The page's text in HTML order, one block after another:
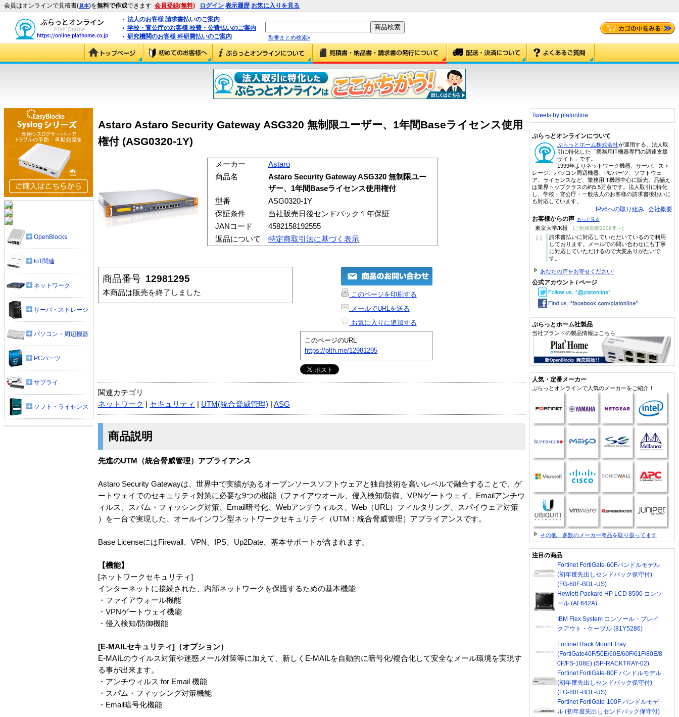
会員はオンラインで見積書(見本)を無料で作成できます 会員登録(無料) ログイン 表示履歴 お気に入りを見る
法人のお客様 請求書払いのご案内
学校・官公庁のお客様 校費・公費払いのご案内
研究機関のお客様 科研費払いのご案内
型番まとめ検索»
Astaro Astaro Security Gateway ASG320 無制限ユーザー、1年間Baseライセンス使用
権付 (ASG0320-1Y)
メーカー
Astaro
商品名
Astaro Security Gateway ASG320 無制限ユー
ザー、1年間Baseライセンス使用権付
型番
ASG0320-1Y
保証条件
当社販売日後センドバック１年保証
JANコード
4582158192555
返品について
特定商取引法に基づく表示
商品番号 12981295
本商品は販売を終了しました
このページを印刷する
メールでURLを送る
お気に入りに追加する
このページのURL
https://plth.me/12981295
関連カテゴリ
ネットワーク
セキュリティ UTM(統合脅威管理) ASG
商品説明
先進のUTM（統合脅威管理）アプライアンス
Astaro Security Gatewayは、世界中で実績があるオープンソースソフトウェアと独自技術を高いレベルで融合することで、ゲ
ートウェイでのセキュリティ対策に必要な9つの機能（ファイアウオール、侵入検知/防御、VPNゲートウェイ、Emailアンチウ
ィルス、スパム・フィッシング対策、Email暗号化、Webアンチウィルス、Web（URL）フィルタリング、スパイウェア対策
）を一台で実現した、オールインワン型ネットワークセキュリティ（UTM：統合脅威管理）アプライアンスです。
Base LicenseにはFirewall、VPN、IPS、Up2Date、基本サポートが含まれます。
【機能】
[ネットワークセキュリティ]
インターネットに接続された、内部ネットワークを保護するための基本機能
・ファイアウォール機能
・VPNゲートウェイ機能
・侵入検知/防御機能
[E-MAILセキュリティ]（オプション）
E-MAILのウイルス対策や迷惑メール対策等に加えて、新しくE-MAILを自動的に暗号化/複合化して安全なメール環境を実現す
る事が出来ます。
・アンチウィルス for Email 機能
・スパム・フィッシング対策機能
・Email暗号化機能
OpenBlocks
IoT関連
ネットワーク
サーバ・ストレージ
パソコン・周辺機器
PCパーツ
サプライ
ソフト・ライセンス
Tweets by platonline
ぷらっとオンラインについて
ぷらっとホーム株式会社が運用する、法人取
引に特化した「業務用IT機器専門の調達支援
サイト」です。
1999年よりネットワーク機器、サーバ、スト
レージ、パソコン周辺機器、PCパーツ、ソフトウェ
ア、ライセンスなど、業務用IT機器中心に販売。品揃え
は業界トップクラスの約5.5万点です。法人取引に特化
し、学校・官公庁・一般法人のお客様の請求書後払いに
も対応しています。
IPv6への取り組み 会社概要
お客様からの声 もっと見る
東京大学/K様 (ご利用期間2009年～)
“
請求書払いに対応していただいているので利用
しております。メールでの問い合わせにも丁寧
に対応していただけるので大変ありがたいで
す。
あなたの声をお寄せください!
公式アカウント / ページ
ぷらっとホーム社製品
当社ブランドの製品情報はこちら
人気・定番メーカー
ぷらっとオンラインで人気のメーカーをご紹介！
その他、多数のメーカー商品を取り扱ってます
注目の商品
Fortinet FortiGate-60Fバンドルモデル
(初年度先出しセンドバック保守付)
(FG-60F-BDL-US)
Hewlett-Packard HP LCD 8500 コンソ
ール (AF642A)
IBM Flex System コンソール・ブレイ
クアウト・ケーブル (81Y5286)
Fortinet Rack Mount Tray
(FortiGate40F/50E/60E/60F/61F/80E/8
0F/FS-108E) (SP-RACKTRAY-02)
Fortinet FortiGate-80F バンドルモデル
(初年度先出しセンドバック保守付)
(FG-80F-BDL-US)
Fortinet FortiGate-100F バンドルモデ
ル (初年度先出しセンドバック保守付)